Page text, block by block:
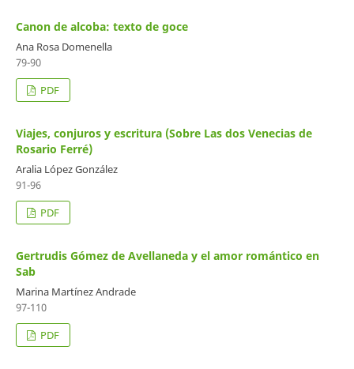
Canon de alcoba: texto de goce
Ana Rosa Domenella
79-90
PDF
Viajes, conjuros y escritura (Sobre Las dos Venecias de
Rosario Ferré)
Aralia López González
91-96
PDF
Gertrudis Gómez de Avellaneda y el amor romántico en
Sab
Marina Martínez Andrade
97-110
PDF